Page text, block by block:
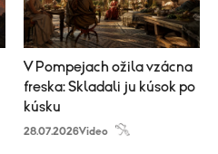
V Pompejach ožila vzácna
freska: Skladali ju kúsok po
kúsku
28.07.2026Video